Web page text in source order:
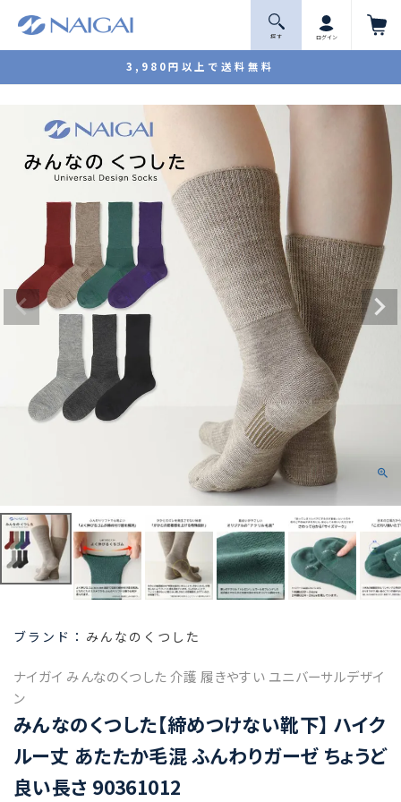
3,980円以上で送料無料
探 す ログイン
みんなのくつした
ナイガイ みんなのくつした 介護 履きやすい ユニバーサルデザイ
ン
みんなのくつした【締めつけない靴下】 ハイク
ルー丈 あたたか毛混 ふんわりガーゼ ちょうど
良い長さ 90361012